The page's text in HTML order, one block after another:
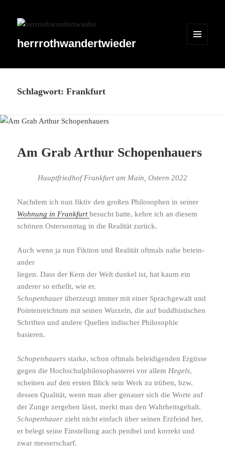
herrrothwandertwieder
Schlagwort:Frankfurt
Am Grab Arthur Schopenhauers
Hauptfriedhof Frankfurt am Main, Ostern 2022
Nachdem ich nun fiktiv den großen Philosophen in seiner
Wohnung in Frank­furtbesucht hatte, kehre ich an diesem
schönen Ostersonntag in die Realität zurück.
Auch wenn ja nun Fiktion und Realität oftmals nahe beiein­
ander
liegen. Dass der Kern der Welt dunkel ist, hat kaum ein
anderer so erhellt, wie er.
Schopenhauerüber­zeugt immer mit einer Sprachgewalt und
Pointenreichtum mit seinen Wurzeln, die auf buddhis­ti­schen
Schriften und andere Quellen indi­scher Philosophie
basieren.
Schopenhauersstarke, schon oftmals belei­di­genden Ergüsse
gegen die Hochschulphilosophasterei vor allemHegels,
scheinen auf den ersten Blick sein Werk zu trüben, bzw.
dessen Qualität, wenn man aber genauer sich die Worte auf
der Zunge zergehen lässt, merkt man den Wahrheitsgehalt.
Schopenhauer zieht nicht einfach über seinen Erzfeind her,
er belegt seine Einstellung auch penibel und korrekt und
zwar messer­scharf.